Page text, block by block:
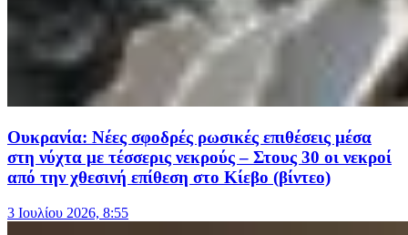
Ουκρανία: Νέες σφοδρές ρωσικές επιθέσεις μέσα
στη νύχτα με τέσσερις νεκρούς – Στους 30 οι νεκροί
από την χθεσινή επίθεση στο Κίεβο (βίντεο)
3 Ιουλίου 2026, 8:55